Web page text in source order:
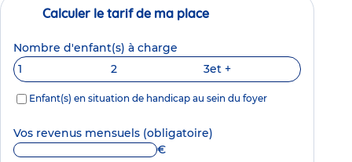
Calculer le tarif de ma place
Nombre d'enfant(s) à charge
1
2 3et +
Enfant(s) en situation de handicap au sein du foyer
Vos revenus mensuels (obligatoire)
€